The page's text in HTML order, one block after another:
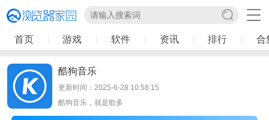
首页 游戏 软件 资讯 排行 合
酷狗音乐
更新时间：2025-6-28 10:58:15
酷狗音乐，就是歌多